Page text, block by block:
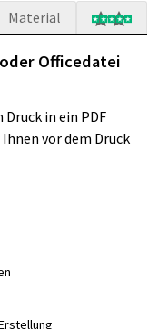
Material
Officedatei
in ein PDF
vor dem Druck